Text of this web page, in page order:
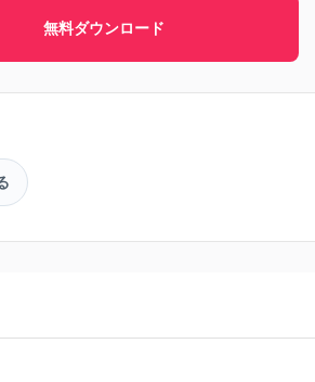
無料ダウンロード